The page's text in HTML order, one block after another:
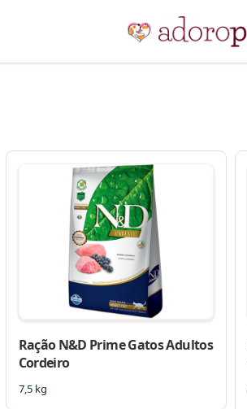
Ração N&D Prime Gatos Adultos
Cordeiro
7,5 kg